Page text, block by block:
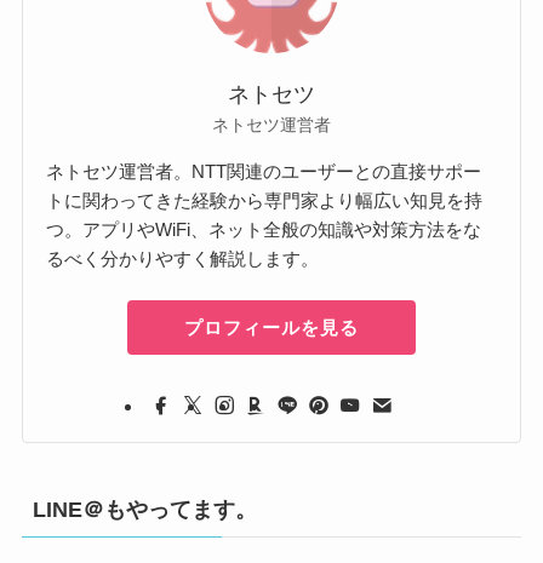
ネトセツ
ネトセツ運営者
ネトセツ運営者。NTT関連のユーザーとの直接サポー
トに関わってきた経験から専門家より幅広い知見を持
つ。アプリやWiFi、ネット全般の知識や対策方法をな
るべく分かりやすく解説します。
プロフィールを見る
LINE＠もやってます。